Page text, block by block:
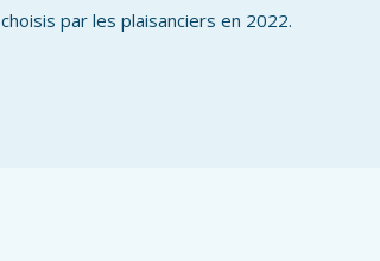
choisis par les plaisanciers en 2022.